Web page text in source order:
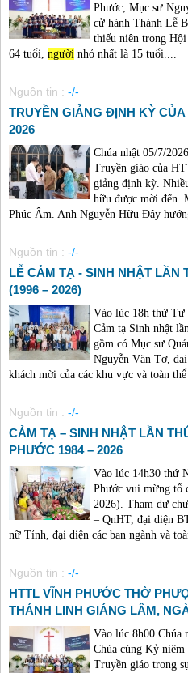
Phước, Mục sư
cử hành Thánh Lễ
thiếu niên trong
64 tuổi, người nhỏ nhất là 15 tuổi....
Nguồn tin : -/-
TRUYỀN GIẢNG ĐỊNH KỲ
2026
Chúa nhật 05/7/
Truyền giáo của
giảng định kỳ.
hữu được mời đến.
Phúc Âm. Anh Nguyễn Hữu Đây
Nguồn tin : -/-
LỄ CẢM TẠ - SINH NHẬT LẦN
(1996 – 2026)
Vào lúc 18h thứ Tư
Cảm tạ Sinh nhật
gồm có Mục sư
Nguyễn Văn Tơ,
khách mời của các khu vực và toàn
Nguồn tin : -/-
CẢM TẠ – SINH NHẬT LẦN
PHƯỚC 1984 – 2026
Vào lúc 14h30 thứ
Phước vui mừng tổ
2026). Tham dự
– QnHT, đại diện
nữ Tỉnh, đại diện các ban ngành và
Nguồn tin : -/-
HTTL VĨNH PHƯỚC THỜ
THÁNH LINH GIÁNG LÂM,
Vào lúc 8h00 Chúa
Chúa cùng Kỷ
Truyền giáo trong